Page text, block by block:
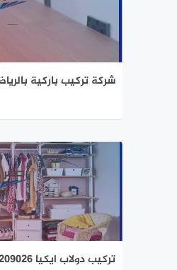
شركة تركيب باركية بالرياض
تركيب دولاب ايكيا 0502209026